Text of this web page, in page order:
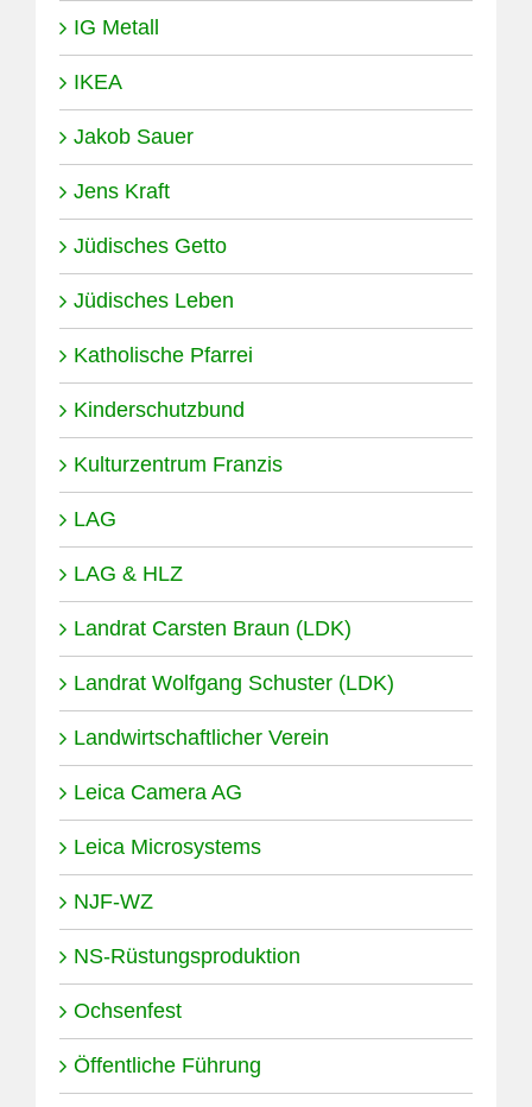
IG Metall
IKEA
Jakob Sauer
Jens Kraft
Jüdisches Getto
Jüdisches Leben
Katholische Pfarrei
Kinderschutzbund
Kulturzentrum Franzis
LAG
LAG & HLZ
Landrat Carsten Braun (LDK)
Landrat Wolfgang Schuster (LDK)
Landwirtschaftlicher Verein
Leica Camera AG
Leica Microsystems
NJF-WZ
NS-Rüstungsproduktion
Ochsenfest
Öffentliche Führung